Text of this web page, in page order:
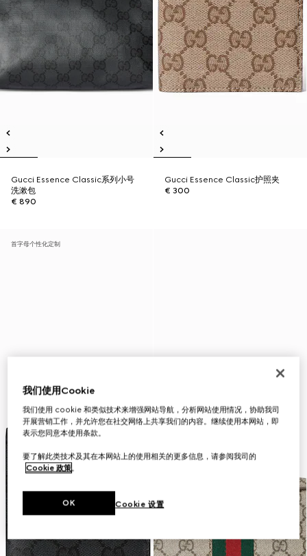
Gucci Essence Classic系列小号
洗漱包
€ 890
Gucci Essence Classic护照夹
€ 300
首字母个性化定制
我们使用Cookie
我们使用 cookie 和类似技术来增强网站导航，分析网站使用情况，协助我司
开展营销工作，并允许您在社交网络上共享我们的内容。继续使用本网站，即
表示您同意本使用条款。
要了解此类技术及其在本网站上的使用相关的更多信息，请参阅我司的
Cookie 政策。
Cookie 设置
OK